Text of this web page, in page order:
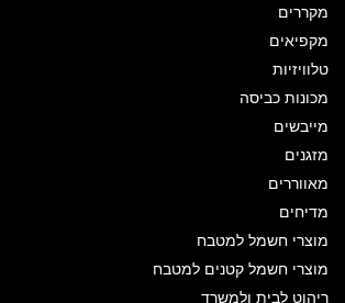
מקררים
מקפיאים
טלוויזיות
מכונות כביסה
מייבשים
מזגנים
מאווררים
מדיחים
מוצרי חשמל למטבח
מוצרי חשמל קטנים למטבח
ריהוט לבית ולמשרד